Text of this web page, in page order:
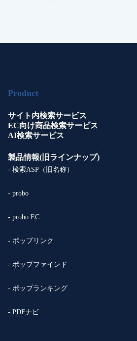
Product
サイト内検索サービス
EC向け商品検索サービス
AI検索サービス
製品情報(旧ラインナップ)
- 検索ASP（旧名称）
- probo
- probo EC
- ポップリンク
- ポップファインド
- ポップランキング
- PDFナビ